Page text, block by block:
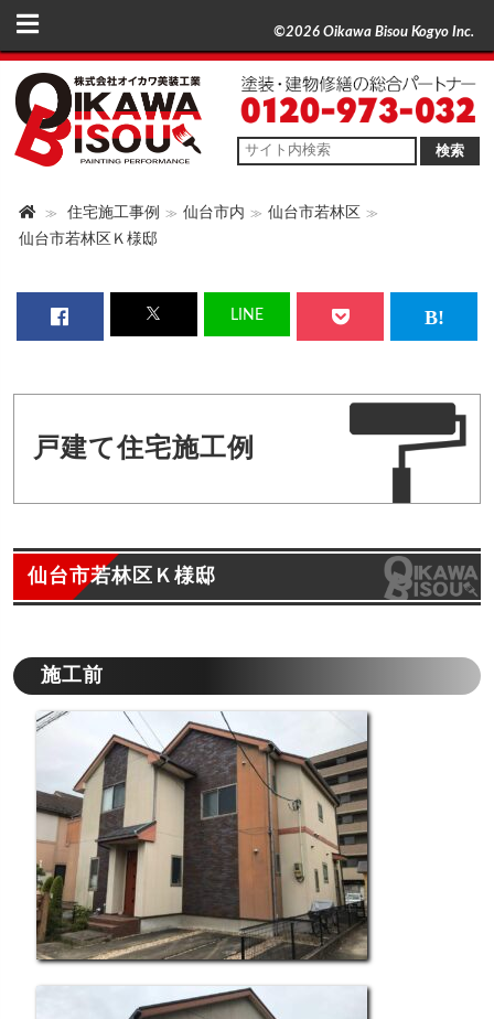
©2026 Oikawa Bisou Kogyo Inc.
検索
住宅施工事例 仙台市内
仙台市若林区
仙台市若林区Ｋ様邸
LINE
戸建て住宅施工例
仙台市若林区Ｋ様邸
施工前